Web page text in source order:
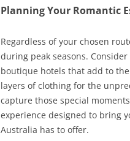
Planning Your Romantic
Regardless of your chosen
during peak seasons.
boutique hotels that add to
layers of clothing for the
capture those special
experience designed to bring
Australia has to offer.